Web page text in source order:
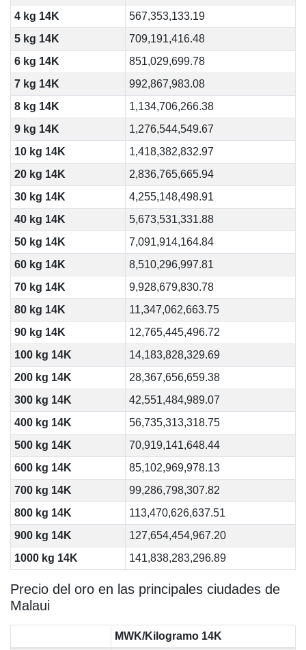
4 kg 14K
567,353,133.19
5 kg 14K
709,191,416.48
6 kg 14K
851,029,699.78
7 kg 14K
992,867,983.08
8 kg 14K
1,134,706,266.38
9 kg 14K
1,276,544,549.67
10 kg 14K
1,418,382,832.97
20 kg 14K
2,836,765,665.94
30 kg 14K
4,255,148,498.91
40 kg 14K
5,673,531,331.88
50 kg 14K
7,091,914,164.84
60 kg 14K
8,510,296,997.81
70 kg 14K
9,928,679,830.78
80 kg 14K
11,347,062,663.75
90 kg 14K
12,765,445,496.72
100 kg 14K
14,183,828,329.69
200 kg 14K
28,367,656,659.38
300 kg 14K
42,551,484,989.07
400 kg 14K
56,735,313,318.75
500 kg 14K
70,919,141,648.44
600 kg 14K
85,102,969,978.13
700 kg 14K
99,286,798,307.82
800 kg 14K
113,470,626,637.51
900 kg 14K
127,654,454,967.20
1000 kg 14K
141,838,283,296.89
Precio del oro en las principales ciudades de
Malaui
MWK/Kilogramo 14K